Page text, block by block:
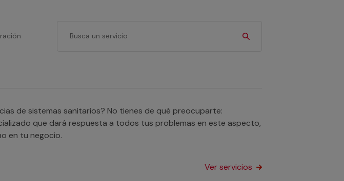
de sistemas sanitarios? No tienes de qué preocuparte:
que dará respuesta a todos tus problemas en este aspecto,
en tu negocio.
Ver servicios